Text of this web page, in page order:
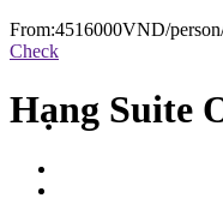
From:4516000VND/
Check
Hạng Suite